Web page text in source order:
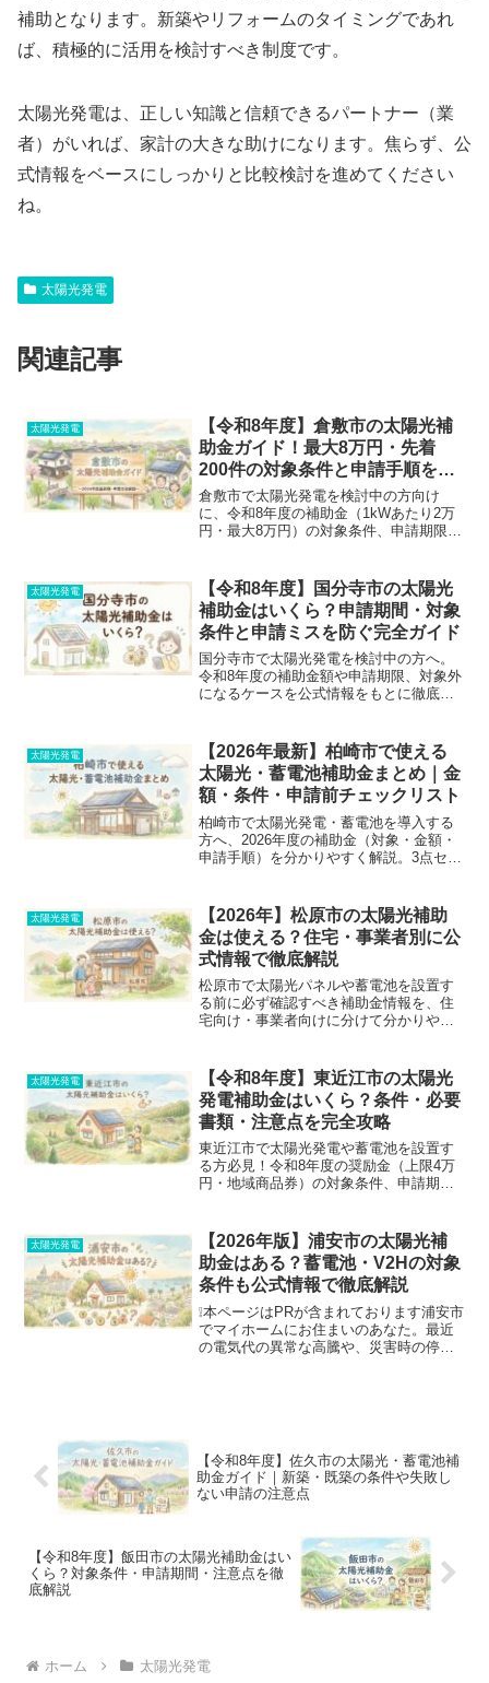
補助となります。新築やリフォームのタイミングであれ
ば、積極的に活用を検討すべき制度です。
太陽光発電は、正しい知識と信頼できるパートナー（業
者）がいれば、家計の大きな助けになります。焦らず、公
式情報をベースにしっかりと比較検討を進めてください
ね。
太陽光発電
関連記事
太陽光発電
【令和8年度】倉敷市の太陽光補
助金ガイド！最大8万円・先着
200件の対象条件と申請手順を完
全解説
倉敷市で太陽光発電を検討中の方向け
に、令和8年度の補助金（1kWあたり2万
円・最大8万円）の対象条件、申請期限、
敗しない業者の選び方まで、公式情報を
元に徹底解説します。
太陽光発電
【令和8年度】国分寺市の太陽光
補助金はいくら？申請期間・対象
条件と申請ミスを防ぐ完全ガイド
国分寺市で太陽光発電を検討中の方へ。
令和8年度の補助金額や申請期限、対象外
になるケースを公式情報をもとに徹底解
ポイントまで、初めての方にも分かりや
すくまとめました。
太陽光発電
【2026年最新】柏崎市で使える
太陽光・蓄電池補助金まとめ｜金
額・条件・申請前チェックリスト
柏崎市で太陽光発電・蓄電池を導入する
方へ、2026年度の補助金（対象・金額・
申請手順）を分かりやすく解説。3点セッ
に知っておくべき必須情報を完全網羅し
ました。
太陽光発電
【2026年】松原市の太陽光補助
金は使える？住宅・事業者別に公
式情報で徹底解説
松原市で太陽光パネルや蓄電池を設置す
る前に必ず確認すべき補助金情報を、住
宅向け・事業者向けに分けて分かりやす
前に確認すべきチェックリストまで網羅
しています。
太陽光発電
【令和8年度】東近江市の太陽光
発電補助金はいくら？条件・必要
書類・注意点を完全攻略
東近江市で太陽光発電や蓄電池を設置す
る方必見！令和8年度の奨励金（上限4万
円・地域商品券）の対象条件、申請期
ための注意点、賢い複数見積もりのコツ
も紹介します。
太陽光発電
【2026年版】浦安市の太陽光補
助金はある？蓄電池・V2Hの対象
条件も公式情報で徹底解説
❕本ページはPRが含まれております浦安市
でマイホームにお住まいのあなた。最近
の電気代の異常な高騰や、災害時の停電
【令和8年度】佐久市の太陽光・蓄電池補
助金ガイド｜新築・既築の条件や失敗し
ない申請の注意点
【令和8年度】飯田市の太陽光補助金はい
くら？対象条件・申請期間・注意点を徹
底解説
ホーム 太陽光発電